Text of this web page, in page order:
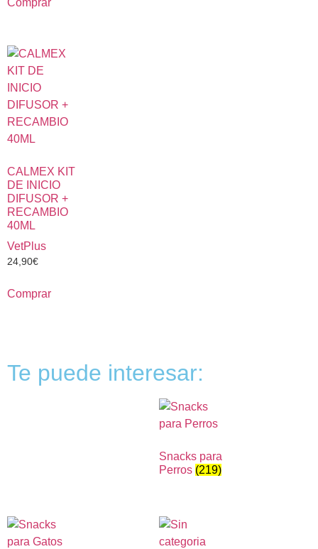
CALMEX KIT
DE INICIO
DIFUSOR +
RECAMBIO
40ML
VetPlus
24,90€
Comprar
Te puede interesar:
Snacks para
Perros (219)